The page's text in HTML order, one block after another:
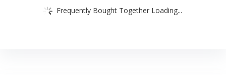
Frequently Bought Together Loading...